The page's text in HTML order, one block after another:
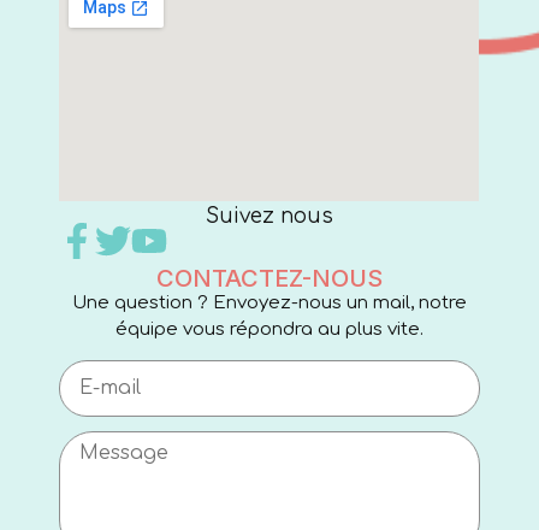
Suivez nous
CONTACTEZ-NOUS
Une question ? Envoyez-nous un mail, notre
équipe vous répondra au plus vite.